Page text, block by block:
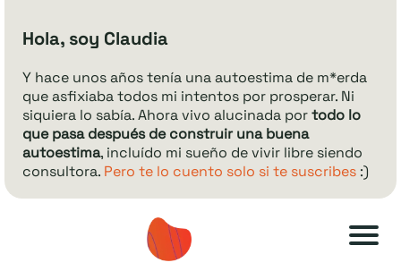
Hola, soy Claudia
Y hace unos años tenía una autoestima de m*erda
que asfixiaba todos mi intentos por prosperar. Ni
siquiera lo sabía. Ahora vivo alucinada portodo lo
que pasa después de construir una buena
autoestima, incluído mi sueño de vivir libre siendo
consultora. Pero te lo cuento solo si te suscribes :)